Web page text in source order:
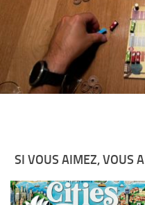
SI VOUS AIMEZ, VOUS